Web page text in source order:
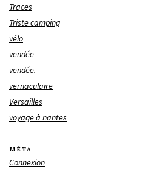
Traces
Triste camping
vélo
vendée
vendée.
vernaculaire
Versailles
voyage à nantes
MÉTA
Connexion